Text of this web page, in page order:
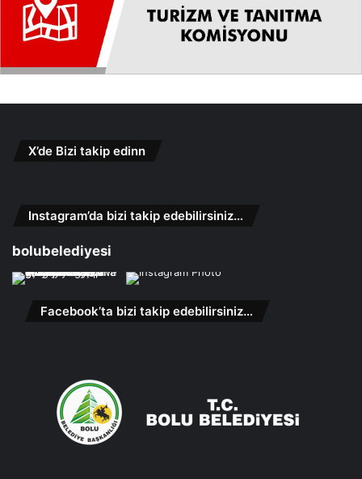
X’de Bizi takip edinn
Instagram’da bizi takip edebilirsiniz…
bolubelediyesi
Facebook’ta bizi takip edebilirsiniz…